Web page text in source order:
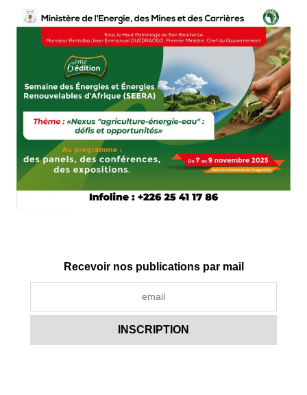
Recevoir nos publications par mail